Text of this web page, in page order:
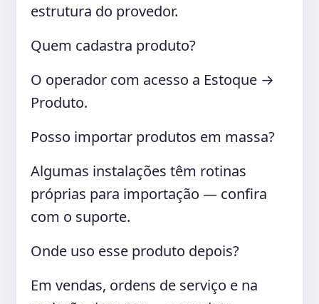
estrutura do provedor.
Quem cadastra produto?
O operador com acesso a Estoque →
Produto.
Posso importar produtos em massa?
Algumas instalações têm rotinas
próprias para importação — confira
com o suporte.
Onde uso esse produto depois?
Em vendas, ordens de serviço e na